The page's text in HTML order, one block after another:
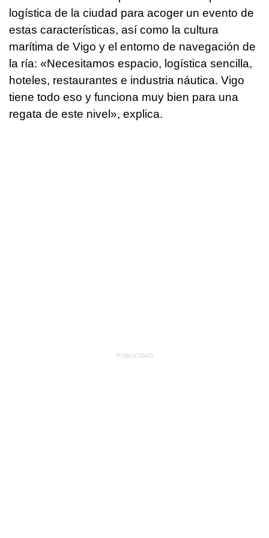
logística de la ciudad para acoger un evento de
estas características, así como la cultura
marítima de Vigo y el entorno de navegación de
la ría: «Necesitamos espacio, logística sencilla,
hoteles, restaurantes e industria náutica. Vigo
tiene todo eso y funciona muy bien para una
regata de este nivel», explica.